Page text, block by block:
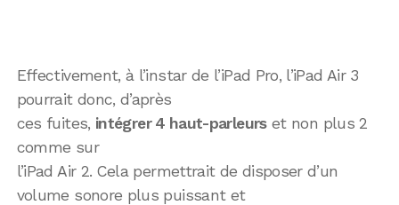
Effectivement, à l’instar de l’iPad Pro, l’iPad Air 3
pourrait donc, d’après
ces fuites, intégrer 4 haut-parleurset non plus 2
comme sur
l’iPad Air 2. Cela permettrait de disposer d’un
volume sonore plus puissant et